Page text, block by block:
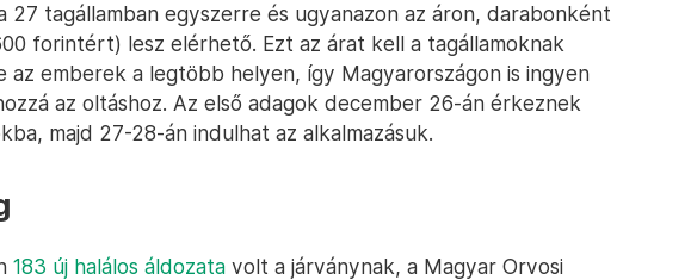
27 tagállamban egyszerre és ugyanazon az áron, darabonként
forintért) lesz elérhető. Ezt az árat kell a tagállamoknak
az emberek a legtöbb helyen, így Magyarországon is ingyen
az oltáshoz. Az első adagok december 26-án érkeznek
majd 27-28-án indulhat az alkalmazásuk.
183 új halálos áldozata volt a járványnak, a Magyar Orvosi